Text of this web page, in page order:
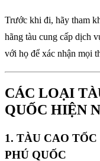
Trước khi đi, hãy tham
hãng tàu cung cấp dịch
với họ để xác nhận mọi
CÁC LOẠI
QUỐC HIỆN
1. TÀU CAO
PHÚ QUỐC